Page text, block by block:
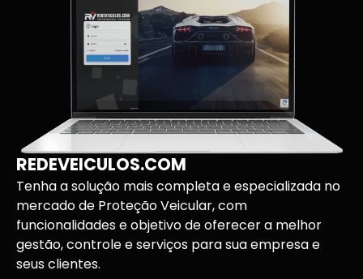
REDEVEICULOS.COM
Tenha a solução mais completa e especializada no
mercado de Proteção Veicular, com
funcionalidades e objetivo de oferecer a melhor
gestão, controle e serviços para sua empresa e
seus clientes.